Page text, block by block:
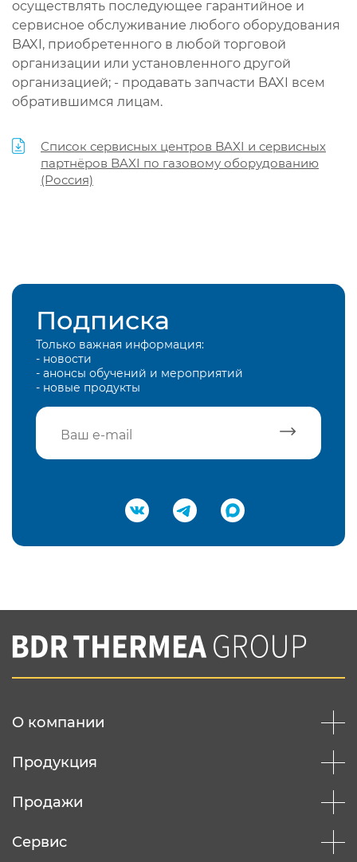
осуществлять последующее гарантийное и
сервисное обслуживание любого оборудования
BAXI, приобретенного в любой торговой
организации или установленного другой
организацией; - продавать запчасти BAXI всем
обратившимся лицам.
Список сервисных центров BAXI и сервисных
партнёров BAXI по газовому оборудованию
(Россия)
Подписка
Только важная информация:
- новости
- анонсы обучений и мероприятий
- новые продукты
Подтвердить e-mail
Вы соглашаетесь с нашей политикой
конфеденциальности
О компании
Продукция
Продажи
Сервис